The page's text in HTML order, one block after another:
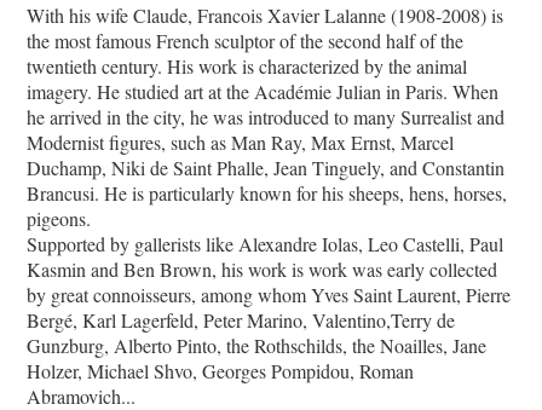
With his wife Claude, Francois Xavier Lalanne (1908-2008) is
the most famous French sculptor of the second half of the
twentieth century. His work is characterized by the animal
imagery. He studied art at the Académie Julian in Paris. When
he arrived in the city, he was introduced to many Surrealist and
Modernist figures, such as Man Ray, Max Ernst, Marcel
Duchamp, Niki de Saint Phalle, Jean Tinguely, and Constantin
Brancusi. He is particularly known for his sheeps, hens, horses,
pigeons.
Supported by gallerists like Alexandre Iolas, Leo Castelli, Paul
Kasmin and Ben Brown, his work is work was early collected
by great connoisseurs, among whom Yves Saint Laurent, Pierre
Bergé, Karl Lagerfeld, Peter Marino, Valentino,Terry de
Gunzburg, Alberto Pinto, the Rothschilds, the Noailles, Jane
Holzer, Michael Shvo, Georges Pompidou, Roman
Abramovich...